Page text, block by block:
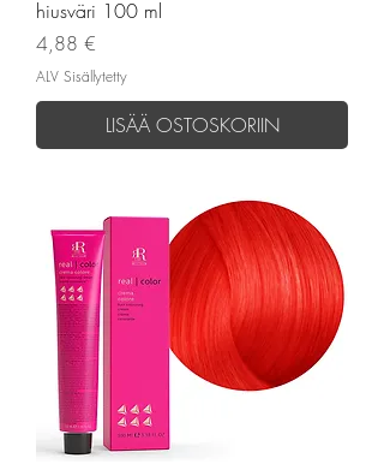
hiusväri 100 ml
Hinta
4,88 €
ALV Sisällytetty
LISÄÄ OSTOSKORIIN